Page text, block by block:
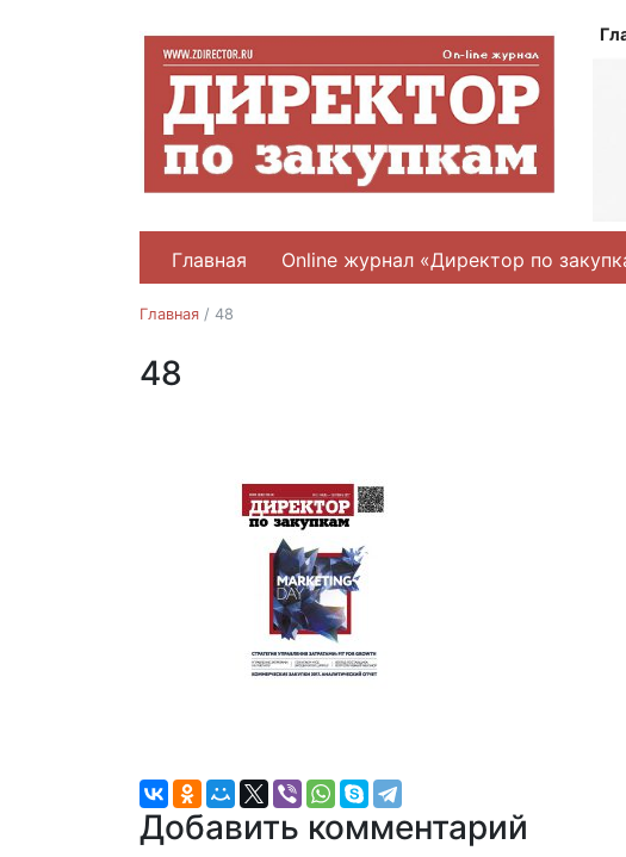
Главная Online журнал «Директор по
Главная / 48
48
Добавить комментарий